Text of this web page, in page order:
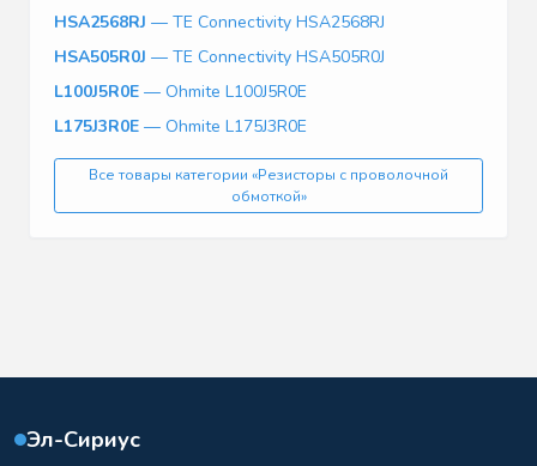
HSA2568RJ — TE Connectivity HSA2568RJ
HSA505R0J — TE Connectivity HSA505R0J
L100J5R0E — Ohmite L100J5R0E
L175J3R0E — Ohmite L175J3R0E
Все товары категории «Резисторы с проволочной
обмоткой»
Эл-Сириус